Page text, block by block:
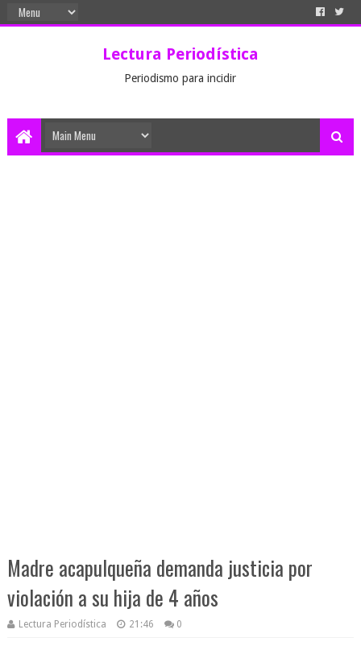
Lectura Periodística
Periodismo para incidir
Madre acapulqueña demanda justicia por
violación a su hija de 4 años
Lectura Periodística 21:46 0